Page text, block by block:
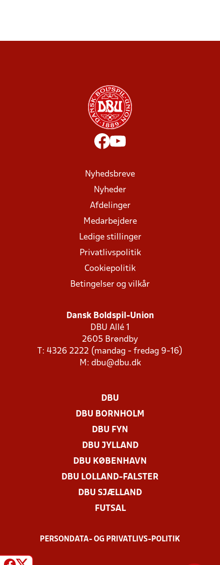
Nyhedsbreve
Nyheder
Afdelinger
Medarbejdere
Ledige stillinger
Privatlivspolitik
Cookiepolitik
Betingelser og vilkår
Dansk Boldspil-Union
DBU Allé 1
2605 Brøndby
T: 4326 2222 (mandag - fredag 9-16)
M: dbu@dbu.dk
DBU
DBU BORNHOLM
DBU FYN
DBU JYLLAND
DBU KØBENHAVN
DBU LOLLAND-FALSTER
DBU SJÆLLAND
FUTSAL
PERSONDATA- OG PRIVATLIVS-POLITIK